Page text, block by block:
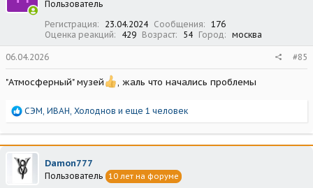
и
Пользователь
Регистрация
23.04.2024 Сообщения
176
Оценка реакций
429 Возраст 54 Город москва
06.04.2026 #85
"Атмосферный" музей , жаль что начались проблемы
Р
а
к
и
и
СЭМ ИВАН Холоднов и еще 1 человек
Damon777
Пользователь 10 лет на форуме